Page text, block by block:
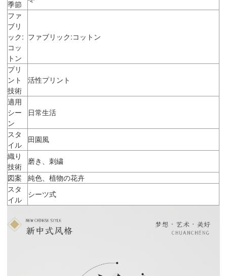
季節
ファ
ブリ
ック:
コッ
トン
ファブリック:コットン
プリ
ント
技術
活性プリント
適用
シー
ン
日常生活
スタ
イル
田園風
織り
技術
磨き、刺繍
図案
純色、植物の花卉
スタ
イル
シーツ式